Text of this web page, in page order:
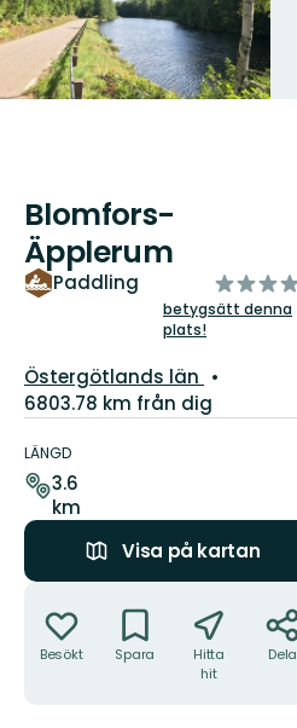
Blomfors-
Äpplerum
Paddling
av
5
betygsätt denna
plats!
Län:
Östergötlands län
6803.78 km från dig
om
leden
LÄNGD
3.6
km
Visa på kartan
Besökt Spara
Hitta
hit
Dela